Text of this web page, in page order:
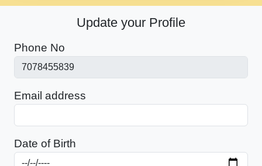
Update your Profile
Phone No
Email address
Date of Birth